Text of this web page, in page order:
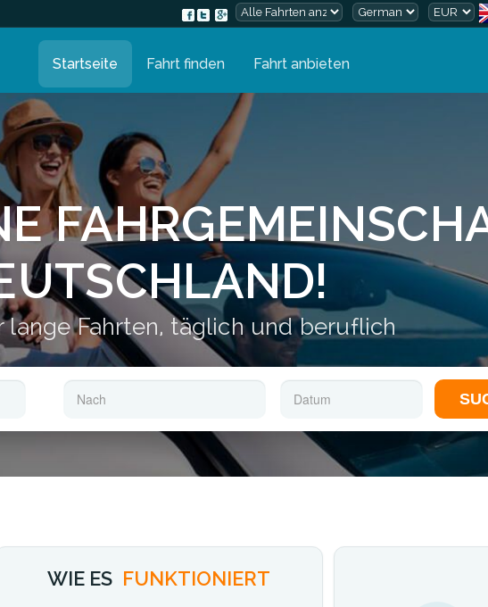
Startseite Fahrt finden Fahrt anbieten
lange Fahrten, täglich und beruflich
WIE ES FUNKTIONIERT